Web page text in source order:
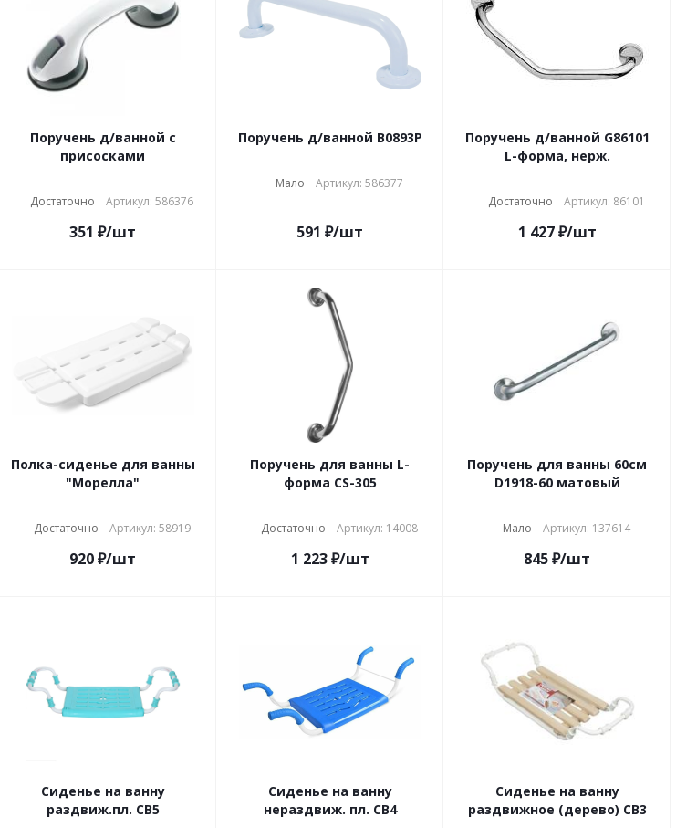
Поручень д/ванной с
присосками
Достаточно Артикул: 586376
351 ₽/шт
Поручень д/ванной В0893Р
Мало Артикул: 586377
591 ₽/шт
Поручень д/ванной G86101
L-форма, нерж.
Достаточно Артикул: 86101
1 427₽/шт
Полка-сиденье для ванны
"Морелла"
Достаточно Артикул: 58919
920₽/шт
Поручень для ванны L-
форма CS-305
Достаточно Артикул: 14008
1 223₽/шт
Поручень для ванны 60см
D1918-60 матовый
Мало Артикул: 137614
845₽/шт
Сиденье на ванну
раздвиж.пл. СВ5
Сиденье на ванну
нераздвиж. пл. СВ4
Сиденье на ванну
раздвижное (дерево) СВ3